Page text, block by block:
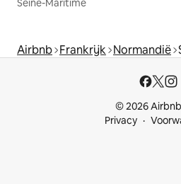
Seine-Maritime
Airbnb Frankrijk Normandië
© 2026
Privacy